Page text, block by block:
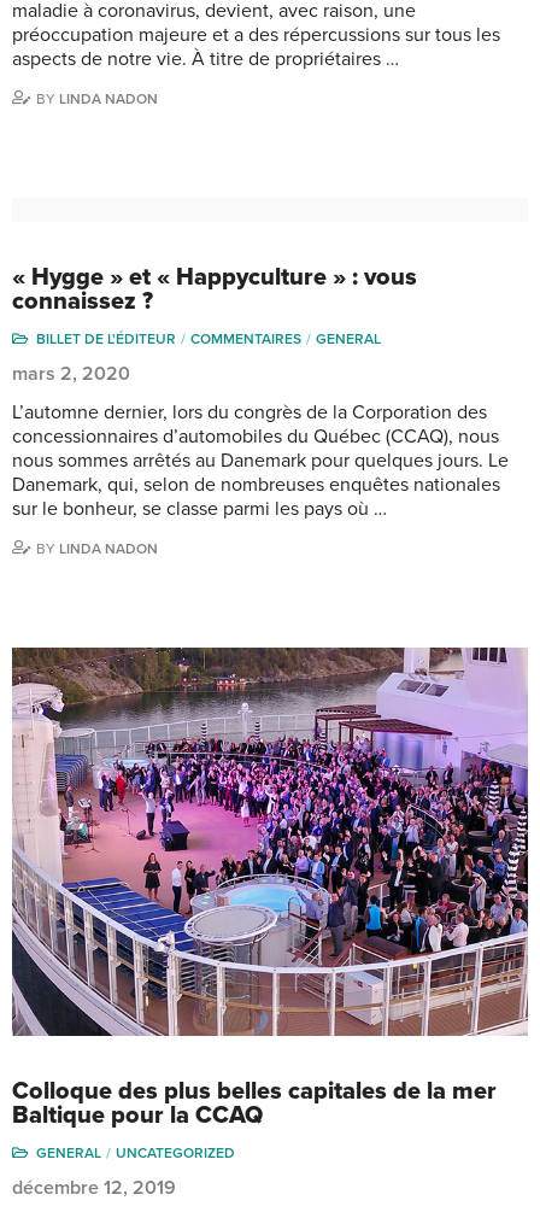
maladie à coronavirus, devient, avec raison, une
préoccupation majeure et a des répercussions sur tous les
aspects de notre vie. À titre de propriétaires …
BY LINDA NADON
« Hygge » et « Happyculture » : vous
connaissez ?
BILLET DE L'ÉDITEUR COMMENTAIRES GENERAL
mars 2, 2020
L’automne dernier, lors du congrès de la Corporation des
concessionnaires d’automobiles du Québec (CCAQ), nous
nous sommes arrêtés au Danemark pour quelques jours. Le
Danemark, qui, selon de nombreuses enquêtes nationales
sur le bonheur, se classe parmi les pays où …
BY LINDA NADON
Colloque des plus belles capitales de la mer
Baltique pour la CCAQ
GENERAL UNCATEGORIZED
décembre 12, 2019